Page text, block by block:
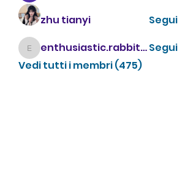
zhu tianyi
Segui
enthusiastic.rabbit.uhur enthusiastic.rabbit.uhurSegui
Vedi tutti i membri (475)